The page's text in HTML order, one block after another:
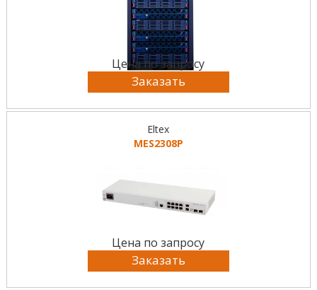
Цена по запросу
Заказать
Eltex
MES2308P
Цена по запросу
Заказать